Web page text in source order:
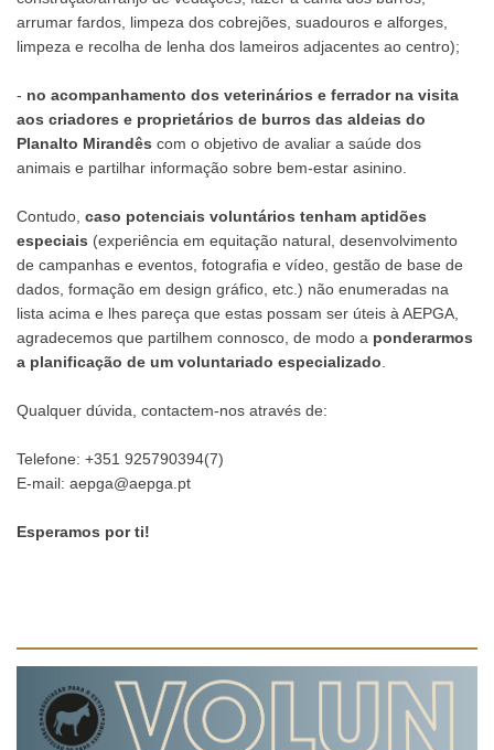
arrumar fardos, limpeza dos cobrejões, suadouros e alforges,
limpeza e recolha de lenha dos lameiros adjacentes ao centro);
- no acompanhamento dos veterinários e ferrador na visita
aos criadores e proprietários de burros das aldeias do
Planalto Mirandês com o objetivo de avaliar a saúde dos
animais e partilhar informação sobre bem-estar asinino.
Contudo, caso potenciais voluntários tenham aptidões
especiais (experiência em equitação natural, desenvolvimento
de campanhas e eventos, fotografia e vídeo, gestão de base de
dados, formação em design gráfico, etc.) não enumeradas na
lista acima e lhes pareça que estas possam ser úteis à AEPGA,
agradecemos que partilhem connosco, de modo a ponderarmos
a planificação de um voluntariado especializado
Qualquer dúvida, contactem-nos através de:
Telefone: +351 925790394(7)
E-mail: aepga@aepga.pt
Esperamos por ti!